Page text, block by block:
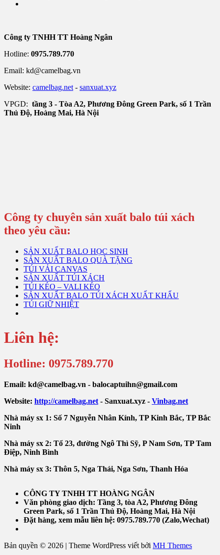
Công ty TNHH TT Hoàng Ngân
Hotline: 0975.789.770
Email: kd@camelbag.vn
Website: camelbag.net - sanxuat.xyz
VPGD: tầng 3 - Tòa A2, Phương Đông Green Park, số 1 Trần
Thủ Độ, Hoàng Mai, Hà Nội
Công ty chuyên sản xuất balo túi xách
theo yêu cầu:
SẢN XUẤT BALO HỌC SINH
SẢN XUẤT BALO QUÀ TẶNG
TÚI VẢI CANVAS
SẢN XUẤT TÚI XÁCH
TÚI KÉO – VALI KÉO
SẢN XUẤT BALO TÚI XÁCH XUẤT KHẨU
TÚI GIỮ NHIỆT
Liên hệ:
Hotline: 0975.789.770
Email: kd@camelbag.vn - balocaptuihn@gmail.com
Website: http://camelbag.net - Sanxuat.xyz - Vinbag.net
Nhà máy sx 1: Số 7 Nguyễn Nhân Kính, TP Kinh Bắc, TP Bắc
Ninh
Nhà máy sx 2: Tổ 23, đường Ngô Thì Sỹ, P Nam Sơn, TP Tam
Điệp, Ninh Bình
Nhà máy sx 3: Thôn 5, Nga Thái, Nga Sơn, Thanh Hóa
CÔNG TY TNHH TT HOÀNG NGÂN
Văn phòng giao dịch: Tầng 3, tòa A2, Phương Đông
Green Park, số 1 Trần Thủ Độ, Hoàng Mai, Hà Nội
Đặt hàng, xem mẫu liên hệ: 0975.789.770 (Zalo,Wechat)
Bản quyền © 2026 | Theme WordPress viết bởi MH Themes